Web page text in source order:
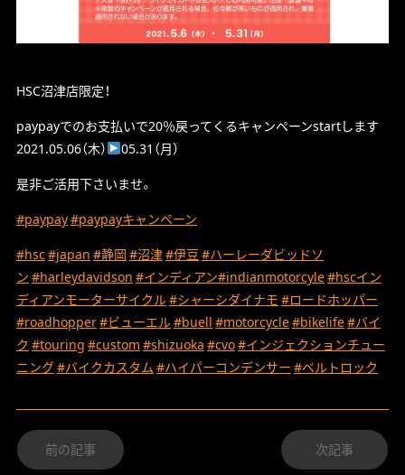
HSC沼津店限定！
paypayでのお支払いで20％戻ってくるキャンペーンstartします
2021.05.06（木）
05.31（月）
是非ご活用下さいませ。
#paypay#paypayキャンペーン
#hsc#japan #静岡 #沼津#伊豆 #ハーレーダビッドソ
ン #harleydavidson #インディアン#indianmotorcyle#hscイン
ディアンモーターサイクル#シャーシダイナモ #ロードホッパー
#roadhopper#ビューエル#buell #motorcycle#bikelife#バイ
ク #touring #custom #shizuoka #cvo#インジェクションチュー
ニング#バイクカスタム #ハイパーコンデンサー #ベルトロック
前の記事 次記事